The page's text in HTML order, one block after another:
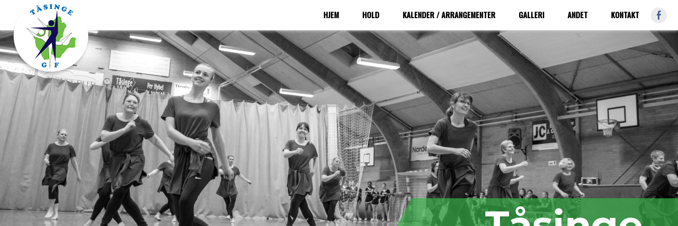
HJEM HOLD KALENDER / ARRANGEMENTER GALLERI ANDET KONTAKT